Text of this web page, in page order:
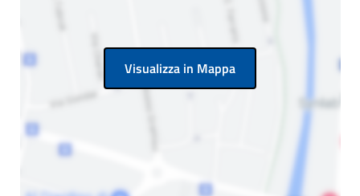
Visualizza in Mappa